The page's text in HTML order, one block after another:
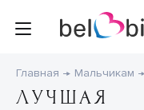
Главная Мальчикам
ЛУЧШАЯ